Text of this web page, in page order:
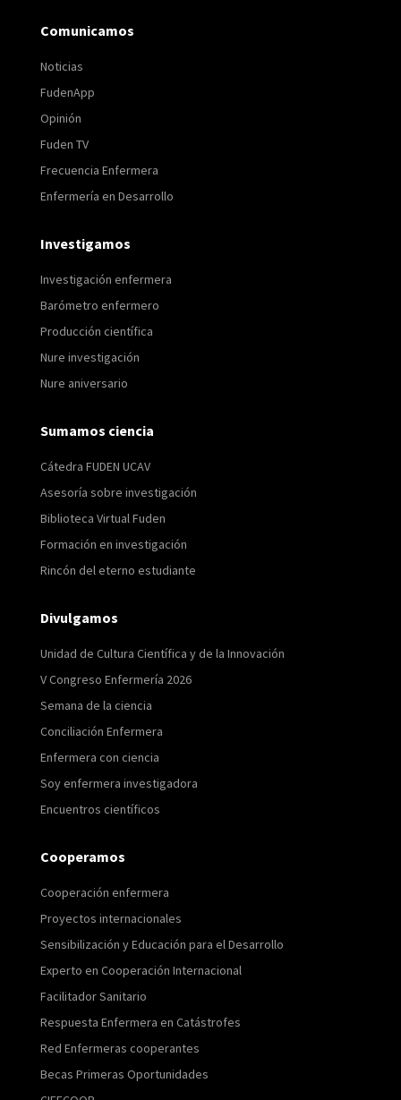
Comunicamos
Noticias
FudenApp
Opinión
Fuden TV
Frecuencia Enfermera
Enfermería en Desarrollo
Investigamos
Investigación enfermera
Barómetro enfermero
Producción científica
Nure investigación
Nure aniversario
Sumamos ciencia
Cátedra FUDEN UCAV
Asesoría sobre investigación
Biblioteca Virtual Fuden
Formación en investigación
Rincón del eterno estudiante
Divulgamos
Unidad de Cultura Científica y de la Innovación
V Congreso Enfermería 2026
Semana de la ciencia
Conciliación Enfermera
Enfermera con ciencia
Soy enfermera investigadora
Encuentros científicos
Cooperamos
Cooperación enfermera
Proyectos internacionales
Sensibilización y Educación para el Desarrollo
Experto en Cooperación Internacional
Facilitador Sanitario
Respuesta Enfermera en Catástrofes
Red Enfermeras cooperantes
Becas Primeras Oportunidades